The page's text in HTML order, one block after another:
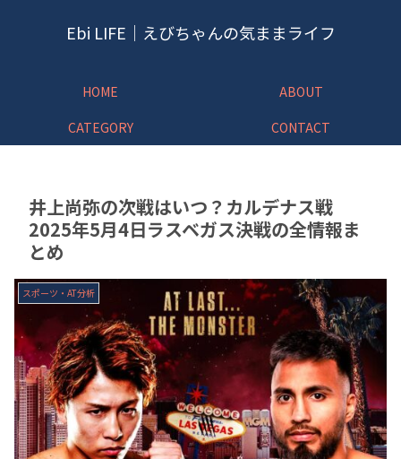
Ebi LIFE｜えびちゃんの気ままライフ
HOME
ABOUT
CATEGORY
CONTACT
井上尚弥の次戦はいつ？カルデナス戦
2025年5月4日ラスベガス決戦の全情報ま
とめ
スポーツ・AT分析